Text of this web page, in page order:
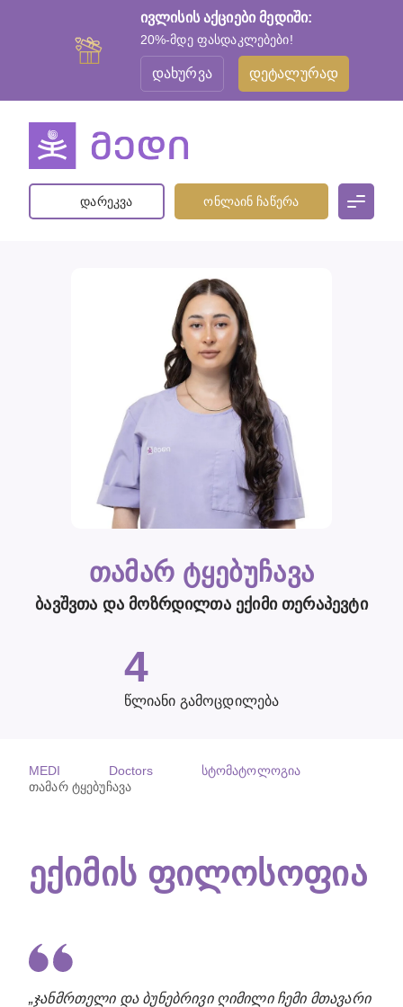
ივლისის აქციები მედიში:
20%-მდე ფასდაკლებები!
დახურვა დეტალურად
დარეკვა ონლაინ ჩაწერა
ᲗᲐᲛᲐᲠ ᲢᲧᲔᲑᲣᲩᲐᲕᲐ
ბავშვთა და მოზრდილთა ექიმი თერაპევტი
4
Წლიანი გამოცდილება
MEDI Doctors
სტომატოლოგია
თამარ ტყებუჩავა
ექიმის ფილოსოფია
„ჯანმრთელი და ბუნებრივი ღიმილი ჩემი მთავარი